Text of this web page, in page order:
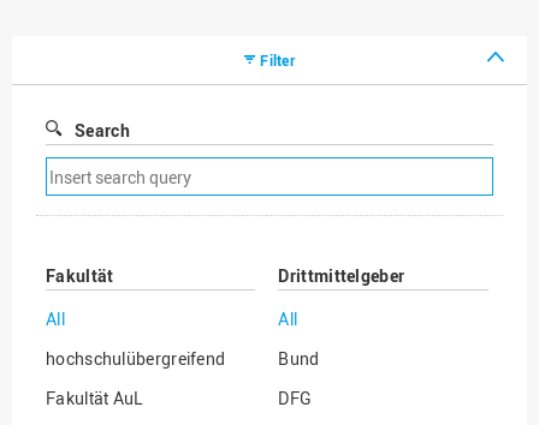
Filter
Search
Remove
search
filter
Fakultät
All
hochschulübergreifend
Fakultät AuL
Drittmittelgeber
All
Bund
DFG